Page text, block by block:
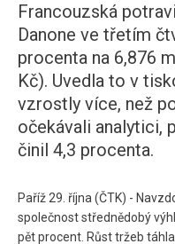
Francouzská
Danone ve třetím
procenta na 6,876
Kč). Uvedla to v
vzrostly více, než
očekávali analytici,
činil 4,3 procenta.
Paříž 29. října (ČTK) -
společnost střednědobý
pět procent. Růst tržeb